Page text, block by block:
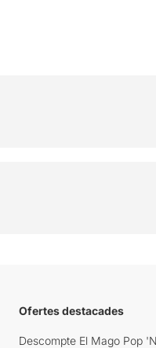
Ofertes destacades
Descompte El Mago Pop